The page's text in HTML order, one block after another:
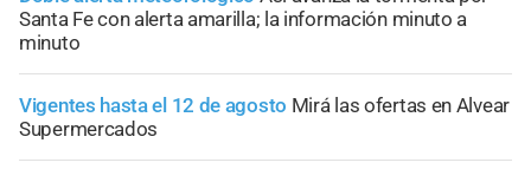
Santa Fe con alerta amarilla; la información minuto a
minuto
Vigentes hasta el 12 de agosto Mirá las ofertas en Alvear
Supermercados